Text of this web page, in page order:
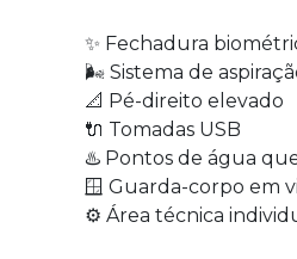
✨ Fechadura
🌬️ Sistema de
📐 Pé-direito elevado
🔌 Tomadas USB
♨️ Pontos de água
🪟 Guarda-corpo em
⚙️ Área técnica